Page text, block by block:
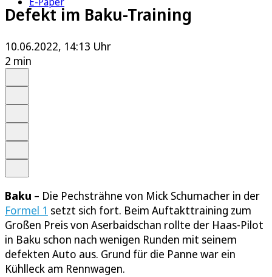
Defekt im Baku-Training
10.06.2022, 14:13 Uhr
2 min
Baku – Die Pechsträhne von Mick Schumacher in der
Formel 1 setzt sich fort. Beim Auftakttraining zum
Großen Preis von Aserbaidschan rollte der Haas-Pilot
in Baku schon nach wenigen Runden mit seinem
defekten Auto aus. Grund für die Panne war ein
Kühlleck am Rennwagen.